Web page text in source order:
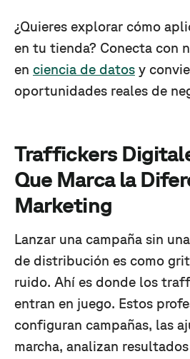
¿Quieres explorar cómo
en tu tienda? Conecta con
en ciencia de datos y
oportunidades reales de
Traffickers
Que Marca la
Marketing
Lanzar una campaña sin
de distribución es como
ruido. Ahí es donde los
entran en juego. Estos
configuran campañas, las
marcha, analizan